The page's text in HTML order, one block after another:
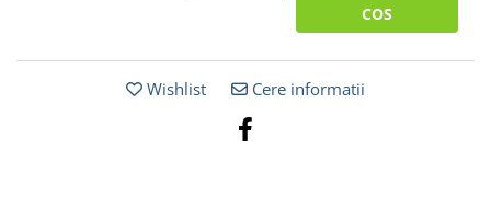
COS
Wishlist Cere informatii